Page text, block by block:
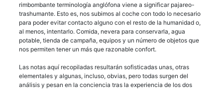
rimbombante terminología anglófona viene a significar pajareo-
trashumante. Esto es, nos subimos al coche con todo lo necesario
para poder evitar contacto alguno con el resto de la humanidad o,
al menos, intentarlo. Comida, nevera para conservarla, agua
potable, tienda de campaña, equipos y un número de objetos que
nos permiten tener un más que razonable confort.
Las notas aquí recopiladas resultarán sofisticadas unas, otras
elementales y algunas, incluso, obvias, pero todas surgen del
análisis y pesan en la conciencia tras la experiencia de los dos